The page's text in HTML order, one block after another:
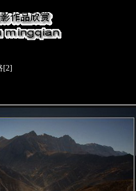
[2]